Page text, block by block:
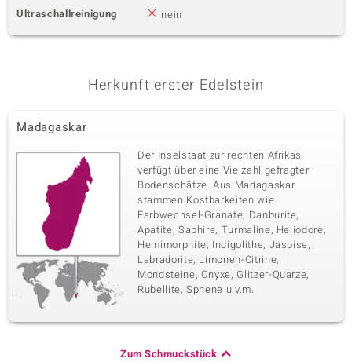
Ultraschallreinigung
nein
Herkunft erster Edelstein
Madagaskar
Der Inselstaat zur rechten Afrikas
verfügt über eine Vielzahl gefragter
Bodenschätze. Aus Madagaskar
stammen Kostbarkeiten wie
Farbwechsel-Granate, Danburite,
Apatite, Saphire, Turmaline, Heliodore,
Hemimorphite, Indigolithe, Jaspise,
Labradorite, Limonen-Citrine,
Mondsteine, Onyxe, Glitzer-Quarze,
Rubellite, Sphene u.v.m.
Zum Schmuckstück